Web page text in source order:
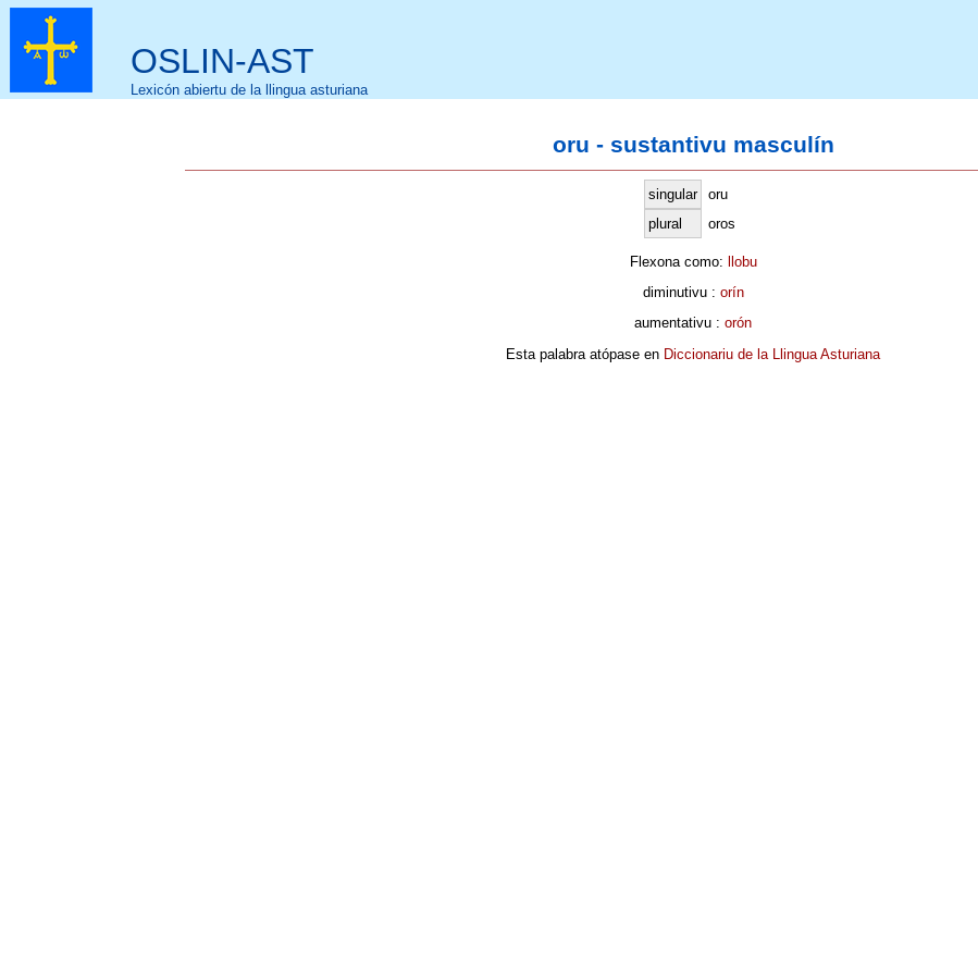
OSLIN-AST
Lexicón abiertu de la llingua asturiana
oru - sustantivu masculín
singular
oru
plural
oros
Flexona como: llobu
diminutivu : orín
aumentativu : orón
Esta palabra atópase en Diccionariu de la Llingua Asturiana